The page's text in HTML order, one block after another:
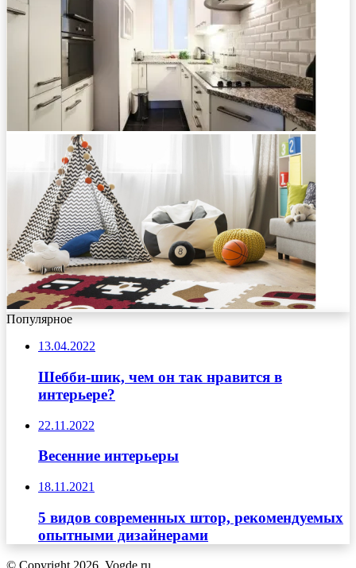
Популярное
13.04.2022
Шебби-шик, чем он так нравится в
интерьере?
22.11.2022
Весенние интерьеры
18.11.2021
5 видов современных штор, рекомендуемых
опытными дизайнерами